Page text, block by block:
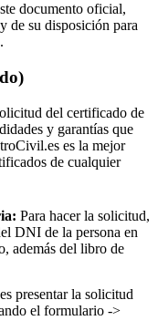
documento oficial,
de su disposición para
del certificado de
y garantías que
es la mejor
de cualquier
Para hacer la solicitud,
DNI de la persona en
además del libro de
presentar la solicitud
el formulario ->